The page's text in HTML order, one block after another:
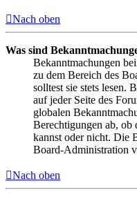
Nach oben
Was sind
Bekanntmachungen
zu dem Bereich des
solltest sie stets lesen.
auf jeder Seite des
globalen
Berechtigungen ab, ob
kannst oder nicht. Die
Board-Administration
Nach oben